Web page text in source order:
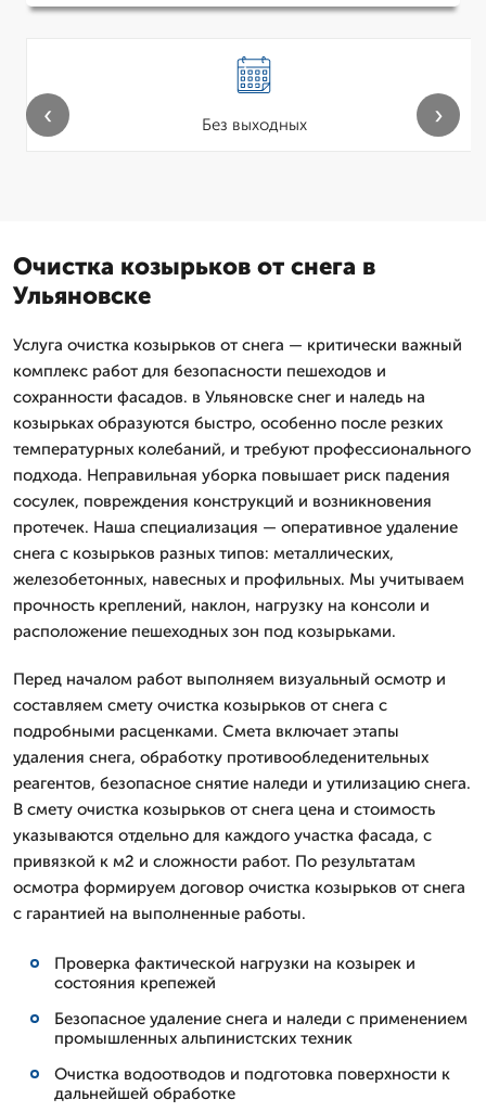
Без выходных
‹ ›
Очистка козырьков от снега в
Ульяновске
Услуга очистка козырьков от снега — критически важный
комплекс работ для безопасности пешеходов и
сохранности фасадов. в Ульяновске снег и наледь на
козырьках образуются быстро, особенно после резких
температурных колебаний, и требуют профессионального
подхода. Неправильная уборка повышает риск падения
сосулек, повреждения конструкций и возникновения
протечек. Наша специализация — оперативное удаление
снега с козырьков разных типов: металлических,
железобетонных, навесных и профильных. Мы учитываем
прочность креплений, наклон, нагрузку на консоли и
расположение пешеходных зон под козырьками.
Перед началом работ выполняем визуальный осмотр и
составляем смету очистка козырьков от снега с
подробными расценками. Смета включает этапы
удаления снега, обработку противообледенительных
реагентов, безопасное снятие наледи и утилизацию снега.
В смету очистка козырьков от снега цена и стоимость
указываются отдельно для каждого участка фасада, с
привязкой к м2 и сложности работ. По результатам
осмотра формируем договор очистка козырьков от снега
с гарантией на выполненные работы.
Проверка фактической нагрузки на козырек и
состояния крепежей
Безопасное удаление снега и наледи с применением
промышленных альпинистских техник
Очистка водоотводов и подготовка поверхности к
дальнейшей обработке